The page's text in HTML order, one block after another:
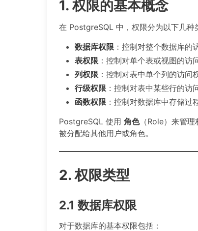
1. 权限的基本概念
在 PostgreSQL 中，权限分为以下几种
数据库权限 ：控制对整个数据库的
表权限 ：控制对单个表或视图的访
列权限 ：控制对表中单个列的访问
行级权限 ：控制对表中某些行的访
函数权限 ：控制对数据库中存储过
PostgreSQL 使用 角色（Role）来管理
被分配给其他用户或角色。
2. 权限类型
2.1 数据库权限
对于数据库的基本权限包括：